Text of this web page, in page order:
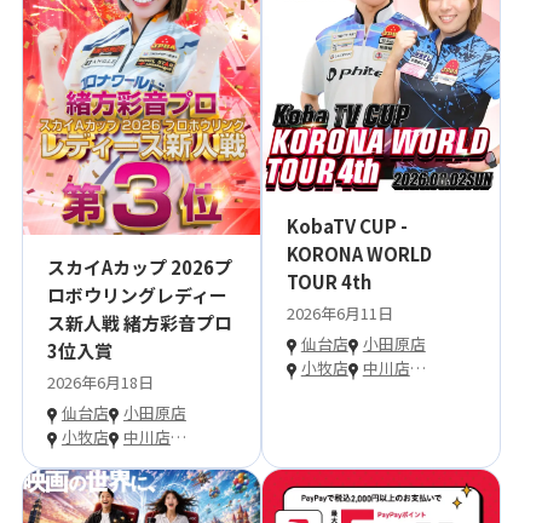
スカイAカップ 2026プ
ロボウリングレディー
ス新人戦 緒方彩音プロ
3位入賞
2026年6月18日
仙台店
小田原店
小牧店
中川店…
KobaTV CUP -
KORONA WORLD
TOUR 4th
2026年6月11日
仙台店
小田原店
小牧店
中川店…